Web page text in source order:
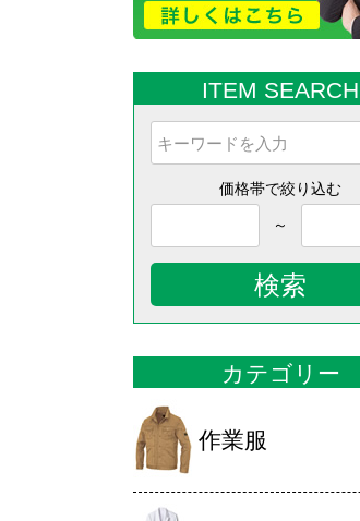
ITEM SEARCH
価格帯で絞り込む
～
検索
カテゴリー
作業服